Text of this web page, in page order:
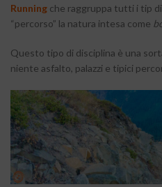
Running che raggruppa tutti i tip
“percorso” la natura intesa come
Questo tipo di disciplina è una
niente asfalto, palazzi e tipici